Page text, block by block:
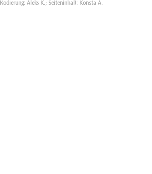
Kodierung: Aleks K.; Seiteninhalt: Konsta A.